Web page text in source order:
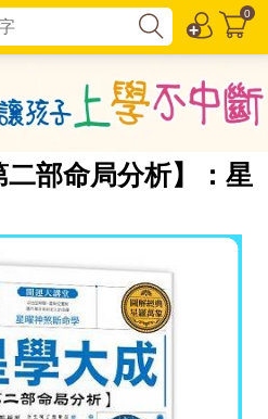
0
部命局分析】：星